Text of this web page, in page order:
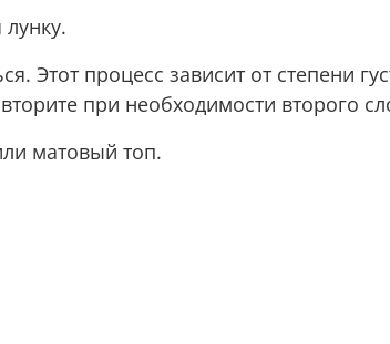
Этот процесс зависит от степени
при необходимости второго
матовый топ.